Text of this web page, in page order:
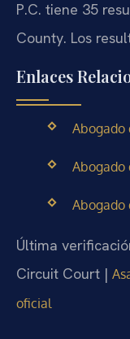
P.C. tiene 35
County. Los
Enlaces
Abogado
Abogado
Abogado
Última
Circuit Court |
oficial